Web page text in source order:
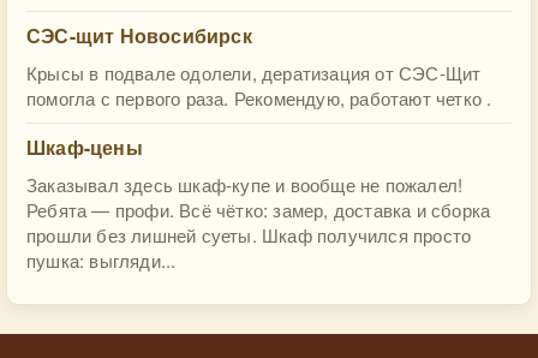
СЭС-щит Новосибирск
Крысы в подвале одолели, дератизация от СЭС-Щит
помогла с первого раза. Рекомендую, работают четко .
Шкаф-цены
Заказывал здесь шкаф-купе и вообще не пожалел!
Ребята — профи. Всё чётко: замер, доставка и сборка
прошли без лишней суеты. Шкаф получился просто
пушка: выгляди...